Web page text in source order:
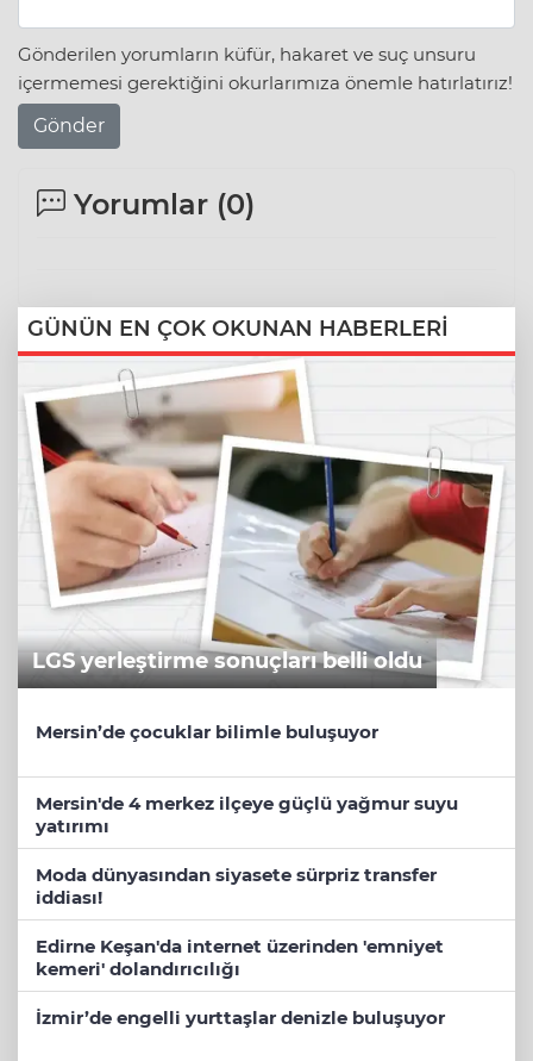
Gönderilen yorumların küfür, hakaret ve suç unsuru
içermemesi gerektiğini okurlarımıza önemle hatırlatırız!
Gönder
Yorumlar (0)
GÜNÜN EN ÇOK OKUNAN HABERLERİ
LGS yerleştirme sonuçları belli oldu
Mersin’de çocuklar bilimle buluşuyor
Mersin'de 4 merkez ilçeye güçlü yağmur suyu
yatırımı
Moda dünyasından siyasete sürpriz transfer
iddiası!
Edirne Keşan'da internet üzerinden 'emniyet
kemeri' dolandırıcılığı
İzmir’de engelli yurttaşlar denizle buluşuyor